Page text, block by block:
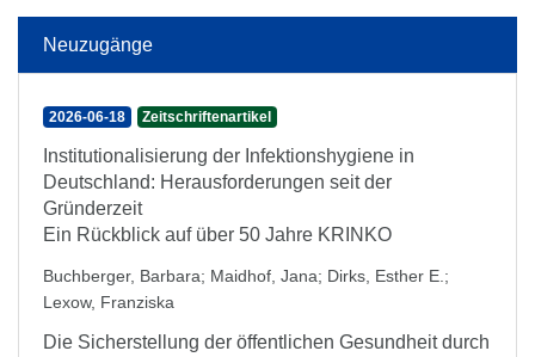
Neuzugänge
2026-06-18 Zeitschriftenartikel
Institutionalisierung der Infektionshygiene in
Deutschland: Herausforderungen seit der
Gründerzeit
Ein Rückblick auf über 50 Jahre KRINKO
Buchberger, Barbara; Maidhof, Jana; Dirks, Esther E. ;
Lexow, Franziska
Die Sicherstellung der öffentlichen Gesundheit durch